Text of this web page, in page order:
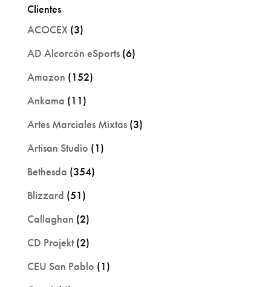
Clientes
ACOCEX(3)
AD Alcorcón eSports(6)
Amazon (152)
Ankama (11)
Artes Marciales Mixtas(3)
Artisan Studio (1)
Bethesda (354)
Blizzard (51)
Callaghan (2)
CD Projekt(2)
CEU San Pablo (1)